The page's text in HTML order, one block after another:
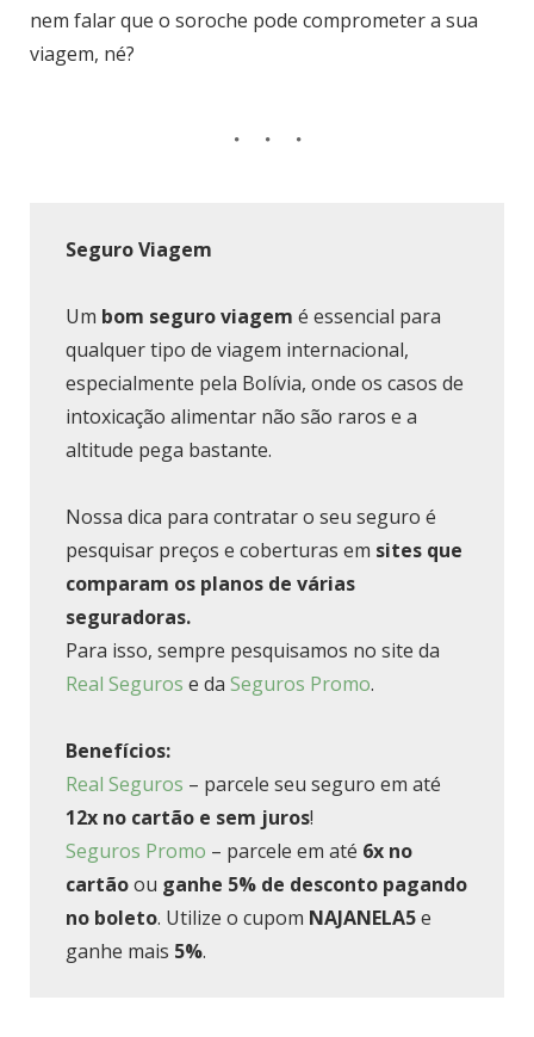
nem falar que o soroche pode comprometer a sua
viagem, né?
Seguro Viagem
Um bom seguro viagem é essencial para
qualquer tipo de viagem internacional,
especialmente pela Bolívia, onde os casos de
intoxicação alimentar não são raros e a
altitude pega bastante.
Nossa dica para contratar o seu seguro é
pesquisar preços e coberturas em sites que
comparam os planos de várias
seguradoras.
Para isso, sempre pesquisamos no site da
Real Seguros e da Seguros Promo.
Benefícios:
Real Seguros – parcele seu seguro em até
12x no cartão e sem juros!
Seguros Promo – parcele em até 6x no
cartãoou ganhe 5% de desconto pagando
no boleto. Utilize o cupom NAJANELA5e
ganhe mais 5%.